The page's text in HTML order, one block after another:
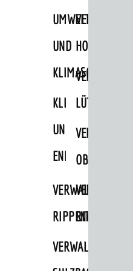
UMWELT-
UND
KLIMASCHUTZ
KLIMASCHUTZ
UND
RIPPENWEIER
deine Stadt